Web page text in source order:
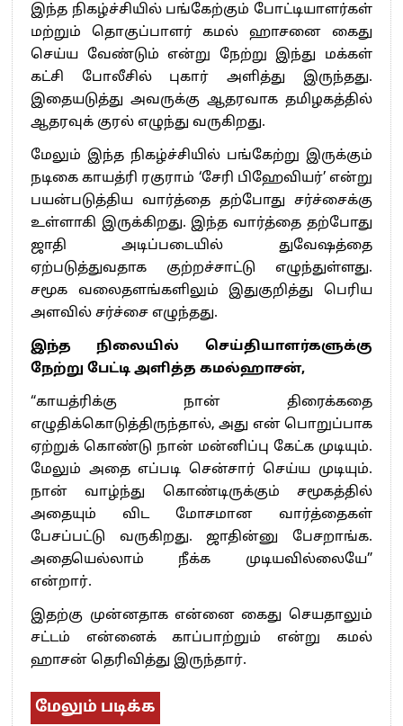
இந்த நிகழ்ச்சியில் பங்கேற்கும் போட்டியாளர்கள்
மற்றும் தொகுப்பாளர் கமல் ஹாசனை கைது
செய்ய வேண்டும் என்று நேற்று இந்து மக்கள்
கட்சி போலீசில் புகார் அளித்து இருந்தது.
இதையடுத்து அவருக்கு ஆதரவாக தமிழகத்தில்
ஆதரவுக் குரல் எழுந்து வருகிறது.
மேலும் இந்த நிகழ்ச்சியில் பங்கேற்று இருக்கும்
நடிகை காயத்ரி ரகுராம் ‘சேரி பிஹேவியர்’ என்று
பயன்படுத்திய வார்த்தை தற்போது சர்ச்சைக்கு
உள்ளாகி இருக்கிறது. இந்த வார்த்தை தற்போது
ஜாதி அடிப்படையில் துவேஷத்தை
ஏற்படுத்துவதாக குற்றச்சாட்டு எழுந்துள்ளது.
சமூக வலைதளங்களிலும் இதுகுறித்து பெரிய
அளவில் சர்ச்சை எழுந்தது.
இந்த நிலையில் செய்தியாளர்களுக்கு
நேற்று பேட்டி அளித்த கமல்ஹாசன்,
“காயத்ரிக்கு நான் திரைக்கதை
எழுதிக்கொடுத்திருந்தால், அது என் பொறுப்பாக
ஏற்றுக் கொண்டு நான் மன்னிப்பு கேட்க முடியும்.
மேலும் அதை எப்படி சென்சார் செய்ய முடியும்.
நான் வாழ்ந்து கொண்டிருக்கும் சமூகத்தில்
அதையும் விட மோசமான வார்த்தைகள்
பேசப்பட்டு வருகிறது. ஜாதின்னு பேசறாங்க.
அதையெல்லாம் நீக்க முடியவில்லையே”
என்றார்.
இதற்கு முன்னதாக என்னை கைது செயதாலும்
சட்டம் என்னைக் காப்பாற்றும் என்று கமல்
ஹாசன் தெரிவித்து இருந்தார்.
மேலும் படிக்க